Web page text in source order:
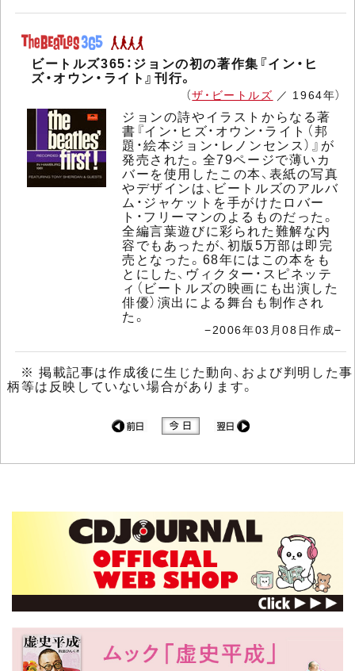
ビートルズ365：ジョンの初の著作集『イン・ヒ
ズ・オウン・ライト』刊行。
（ザ・ビートルズ ／ 1964年）
ジョンの詩やイラストからなる著
書『イン・ヒズ・オウン・ライト（邦
題・絵本ジョン・レノンセンス）』が
発売された。全79ページで薄いカ
バーを使用したこの本、表紙の写真
やデザインは、ビートルズのアルバ
ム・ジャケットを手がけたロバー
ト・フリーマンのよるものだった。
全編言葉遊びに彩られた難解な内
容でもあったが、初版5万部は即完
売となった。68年にはこの本をも
とにした、ヴィクター・スピネッテ
ィ（ビートルズの映画にも出演した
俳優）演出による舞台も制作され
た。
−2006年03月08日作成−
※ 掲載記事は作成後に生じた動向、および判明した事
柄等は反映していない場合があります。